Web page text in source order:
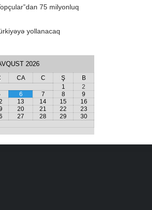
75 milyonluq
yollanacaq
2026
CA C Ş
B
1
2
6 7 8
9
13 14 15
16
20 21 22
23
27 28 29
30